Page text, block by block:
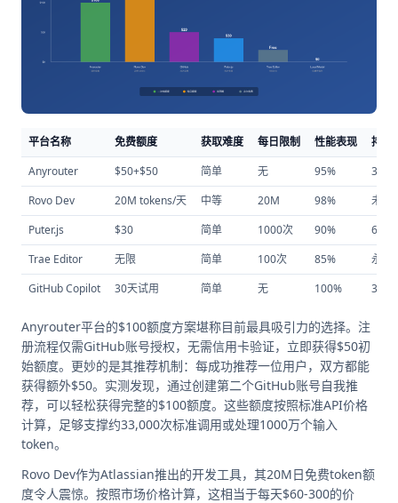
平台名称 免费额度 获取难度 每日限制 性能表现
持续
Anyrouter
$50+$50 简单 无 95%
30天
Rovo Dev
20M tokens/天 中等 20M 98%
未知
Puter.js
$30 简单 1000次 90%
60天
Trae Editor
无限 简单 100次 85%
永久
GitHub Copilot
30天试用 简单 无 100% 30天
Anyrouter平台的$100额度方案堪称目前最具吸引力的选择。注
册流程仅需GitHub账号授权，无需信用卡验证，立即获得$50初
始额度。更妙的是其推荐机制：每成功推荐一位用户，双方都能
获得额外$50。实测发现，通过创建第二个GitHub账号自我推
荐，可以轻松获得完整的$100额度。这些额度按照标准API价格
计算，足够支撑约33,000次标准调用或处理1000万个输入
token。
Rovo Dev作为Atlassian推出的开发工具，其20M日免费token额
度令人震惊。按照市场价格计算，这相当于每天$60-300的价